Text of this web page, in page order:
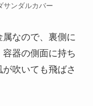
サンダルカバー
なので、裏側に
器の側面に持ち
吹いても飛ばさ